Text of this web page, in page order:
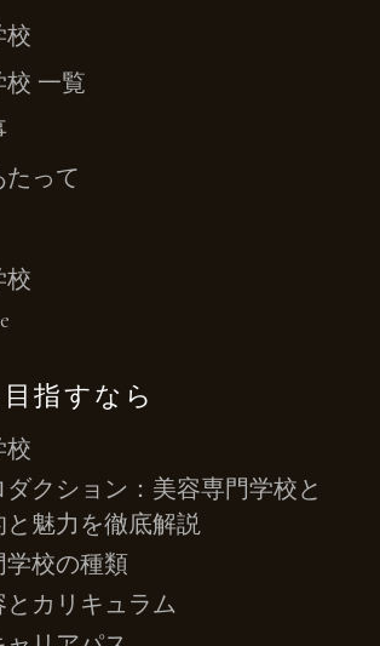
校
校 一覧
たって
校
指すなら
校
ダクション：美容専門学校と
と魅力を徹底解説
学校の種類
とカリキュラム